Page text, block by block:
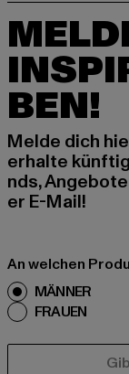
BEN!
Melde dich
erhalte
nds,
er E-Mail!
An welchen
MÄNNER
FRAUEN